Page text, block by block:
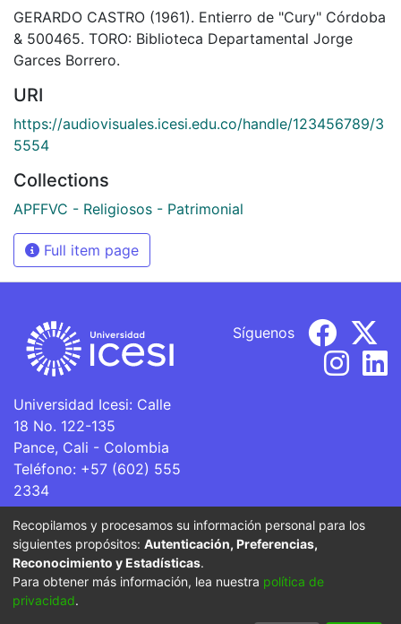
GERARDO CASTRO (1961). Entierro de "Cury" Córdoba
& 500465. TORO: Biblioteca Departamental Jorge
Garces Borrero.
URI
https://audiovisuales.icesi.edu.co/handle/123456789/3
5554
Collections
APFFVC - Religiosos - Patrimonial
Full item page
Universidad Icesi: Calle
18 No. 122-135
Pance, Cali - Colombia
Teléfono: +57 (602) 555
2334
ventanillaunica@icesi.edu.co
Síguenos
La Universidad Icesi es una Institución de Educación
Superior que se encuentra sujeta a inspección y vigilancia
por parte del Ministerio de Educación Nacional.
Recopilamos y procesamos su información personal para los
siguientes propósitos: Autenticación, Preferencias,
Reconocimiento y Estadísticas.
Para obtener más información, lea nuestra política de
privacidad.